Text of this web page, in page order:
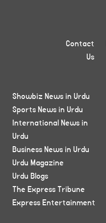
Contact
Us
Showbiz News in Urdu
Sports News in Urdu
International News in
Urdu
Business News in Urdu
Urdu Magazine
Urdu Blogs
The Express Tribune
Express Entertainment